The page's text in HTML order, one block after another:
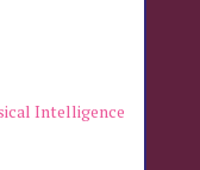
Intelligence